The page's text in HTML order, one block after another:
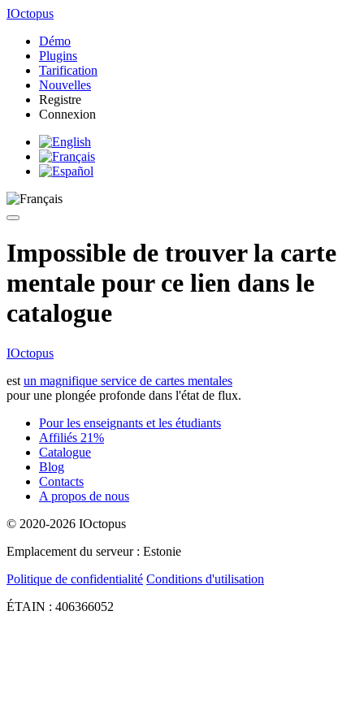
IOctopus
Démo
Plugins
Tarification
Nouvelles
Registre
Connexion
Impossible de trouver la carte
mentale pour ce lien dans le
catalogue
IOctopus
est un magnifique service de cartes mentales
pour une plongée profonde dans l'état de flux.
Pour les enseignants et les étudiants
Affiliés 21%
Catalogue
Blog
Contacts
A propos de nous
© 2020-2026 IOctopus
Emplacement du serveur : Estonie
Politique de confidentialité Conditions d'utilisation
ÉTAIN : 406366052